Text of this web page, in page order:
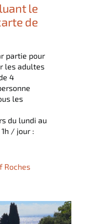
le
de
partie pour
les adultes
4
les
du lundi au
/ jour :
Roches